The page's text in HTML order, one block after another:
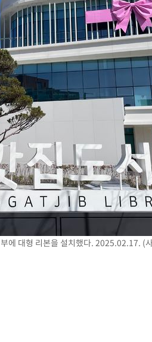
려 죄
에 대형 리본을 설치했다. 2025.02.17. (